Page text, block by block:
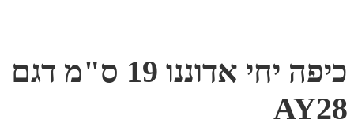
כיפה יחי אדוננו 19 ס"מ דגם
AY28